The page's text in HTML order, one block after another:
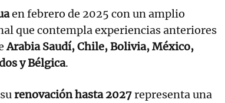
en febrero de 2025 con un amplio
que contempla experiencias anteriores
Arabia Saudí, Chile, Bolivia, México,
y Bélgica.
renovación hasta 2027representa una